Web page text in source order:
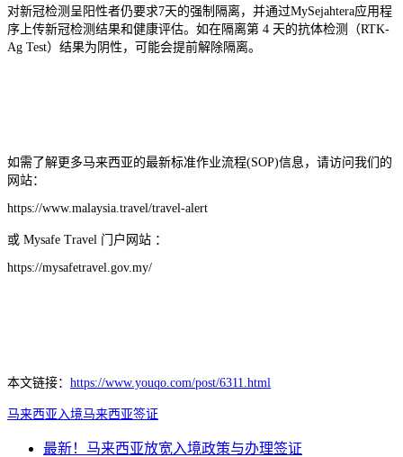
对新冠检测呈阳性者仍要求7天的强制隔离，并通过MySejahtera应用程
序上传新冠检测结果和健康评估。如在隔离第 4 天的抗体检测（RTK-
Ag Test）结果为阴性，可能会提前解除隔离。
如需了解更多马来西亚的最新标准作业流程(SOP)信息，请访问我们的
网站：
https://www.malaysia.travel/travel-alert
或 Mysafe Travel 门户网站 ：
https://mysafetravel.gov.my/
本文链接： https://www.youqo.com/post/6311.html
马来西亚入境马来西亚签证
最新！马来西亚放宽入境政策与办理签证